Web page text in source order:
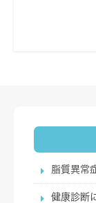
脂質異常
健康診断